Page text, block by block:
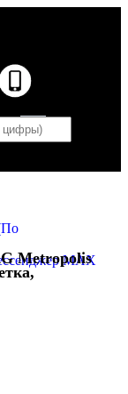
MAX
Metropolis